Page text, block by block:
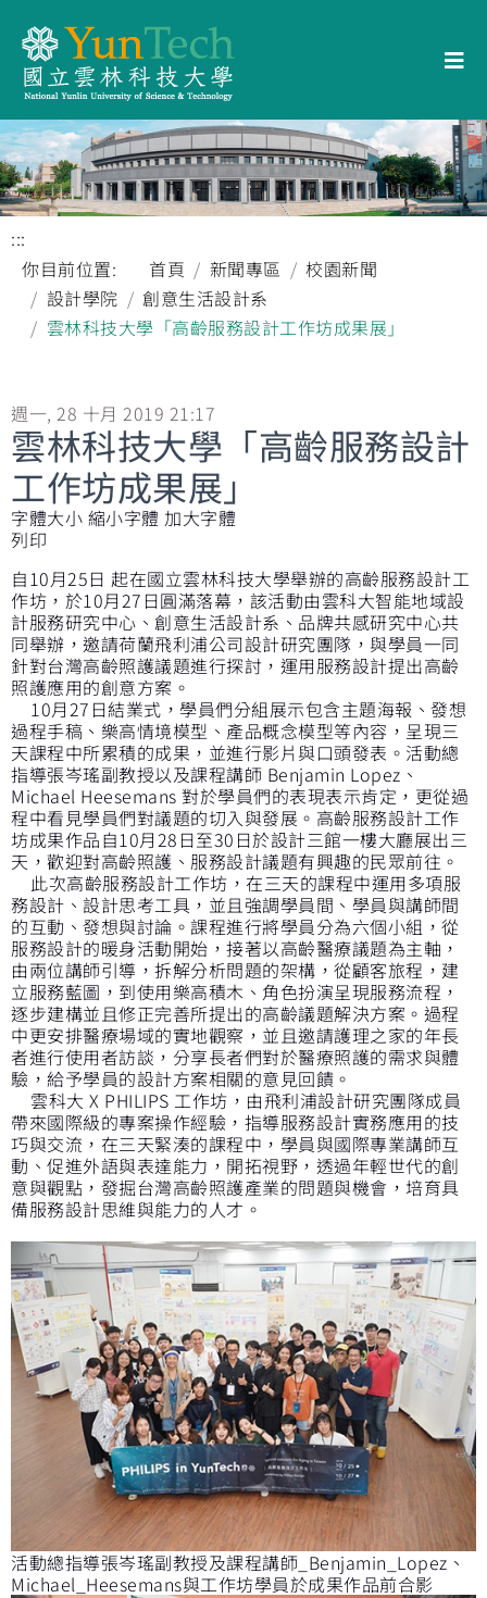
:::
你目前位置:
首頁 新聞專區
校園新聞
設計學院
創意生活設計系
雲林科技大學「高齡服務設計工作坊成果展」
週一, 28 十月 2019 21:17
雲林科技大學「高齡服務設計
工作坊成果展」
字體大小 縮小字體 加大字體
列印
自10月25日 起在國立雲林科技大學舉辦的高齡服務設計工
作坊，於10月27日圓滿落幕，該活動由雲科大智能地域設
計服務研究中心、創意生活設計系、品牌共感研究中心共
同舉辦，邀請荷蘭飛利浦公司設計研究團隊，與學員一同
針對台灣高齡照護議題進行探討，運用服務設計提出高齡
照護應用的創意方案。
10月27日結業式，學員們分組展示包含主題海報、發想
過程手稿、樂高情境模型、產品概念模型等內容，呈現三
天課程中所累積的成果，並進行影片與口頭發表。活動總
指導張岑瑤副教授以及課程講師 Benjamin Lopez、
Michael Heesemans 對於學員們的表現表示肯定，更從過
程中看見學員們對議題的切入與發展。高齡服務設計工作
坊成果作品自10月28日至30日於設計三館一樓大廳展出三
天，歡迎對高齡照護、服務設計議題有興趣的民眾前往。
此次高齡服務設計工作坊，在三天的課程中運用多項服
務設計、設計思考工具，並且強調學員間、學員與講師間
的互動、發想與討論。課程進行將學員分為六個小組，從
服務設計的暖身活動開始，接著以高齡醫療議題為主軸，
由兩位講師引導，拆解分析問題的架構，從顧客旅程，建
立服務藍圖，到使用樂高積木、角色扮演呈現服務流程，
逐步建構並且修正完善所提出的高齡議題解決方案。過程
中更安排醫療場域的實地觀察，並且邀請護理之家的年長
者進行使用者訪談，分享長者們對於醫療照護的需求與體
驗，給予學員的設計方案相關的意見回饋。
雲科大 X PHILIPS 工作坊，由飛利浦設計研究團隊成員
帶來國際級的專案操作經驗，指導服務設計實務應用的技
巧與交流，在三天緊湊的課程中，學員與國際專業講師互
動、促進外語與表達能力，開拓視野，透過年輕世代的創
意與觀點，發掘台灣高齡照護產業的問題與機會，培育具
備服務設計思維與能力的人才。
活動總指導張岑瑤副教授及課程講師_Benjamin_Lopez、
Michael_Heesemans與工作坊學員於成果作品前合影